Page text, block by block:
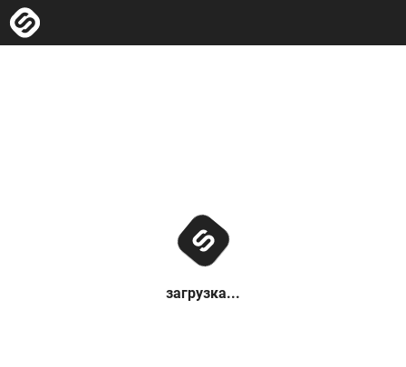
загрузка...